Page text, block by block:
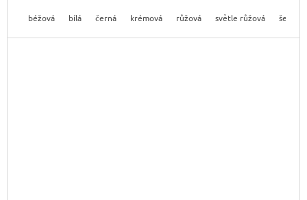
béžová bílá černá krémová růžová světle růžová šedá